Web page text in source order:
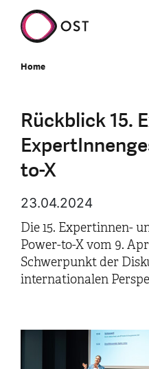
Home
Rückblick 15.
to-X
23.04.2024
Die 15. Expertinnen-
Power-to-X vom 9.
Schwerpunkt der
internationalen